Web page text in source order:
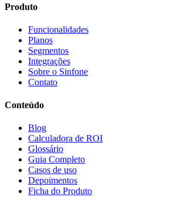
Produto
Funcionalidades
Planos
Segmentos
Integrações
Sobre o Sinfone
Contato
Conteúdo
Blog
Calculadora de ROI
Glossário
Guia Completo
Casos de uso
Depoimentos
Ficha do Produto